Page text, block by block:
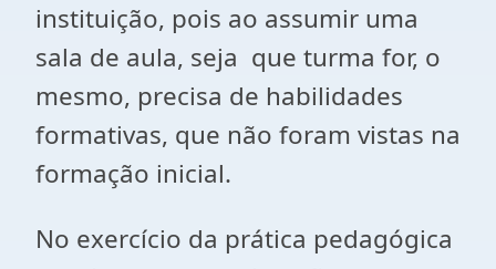
instituição, pois ao assumir uma
sala de aula, seja que turma for, o
mesmo, precisa de habilidades
formativas, que não foram vistas na
formação inicial.
No exercício da prática pedagógica